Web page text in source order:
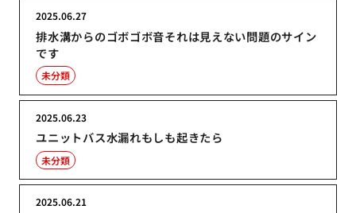
排水溝からのゴボゴボ音それは見えない問題のサイン
です
2025.06.27
未分類
ユニットバス水漏れもしも起きたら
2025.06.23
未分類
2025.06.21